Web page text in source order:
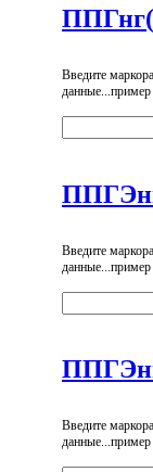
Введите
Введите
Введите